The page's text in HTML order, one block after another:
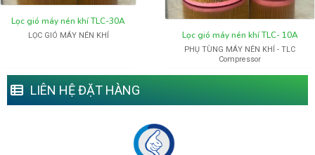
Lọc gió máy nén khí TLC-30A
LỌC GIÓ MÁY NÉN KHÍ Lọc gió máy nén khí TLC- 10A
PHỤ TÙNG MÁY NÉN KHÍ - TLC
Compressor
LIÊN HỆ ĐẶT HÀNG